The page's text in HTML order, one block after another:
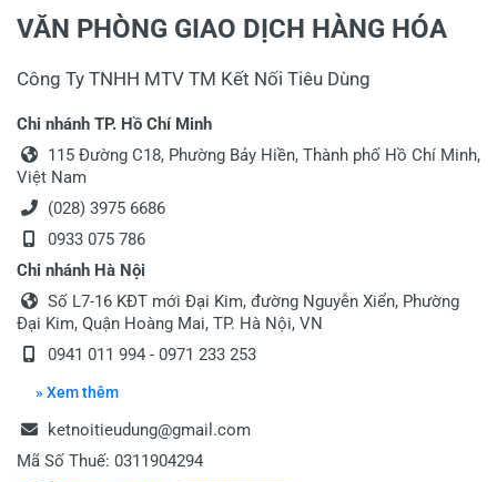
VĂN PHÒNG GIAO DỊCH HÀNG HÓA
Công Ty TNHH MTV TM Kết Nối Tiêu Dùng
Chi nhánh TP. Hồ Chí Minh
115 Đường C18, Phường Bảy Hiền, Thành phố Hồ Chí Minh,
Việt Nam
(028) 3975 6686
0933 075 786
Chi nhánh Hà Nội
Số L7-16 KĐT mới Đại Kim, đường Nguyễn Xiển, Phường
Đại Kim, Quận Hoàng Mai, TP. Hà Nội, VN
0941 011 994 - 0971 233 253
» Xem thêm
ketnoitieudung@gmail.com
Mã Số Thuế: 0311904294